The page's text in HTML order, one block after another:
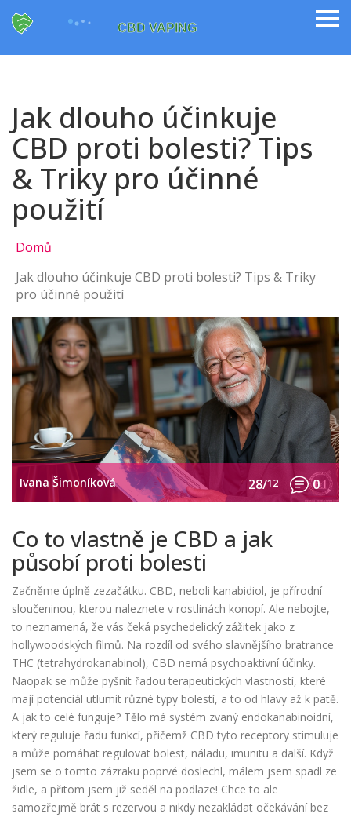
Jak dlouho účinkuje
CBD proti bolesti? Tips
& Triky pro účinné
použití
Domů
Jak dlouho účinkuje CBD proti bolesti? Tips & Triky
pro účinné použití
Ivana Šimoníková 28/12 0
Co to vlastně je CBD a jak
působí proti bolesti
Začněme úplně zezačátku. CBD, neboli kanabidiol, je přírodní
sloučeninou, kterou naleznete v rostlinách konopí. Ale nebojte,
to neznamená, že vás čeká psychedelický zážitek jako z
hollywoodských filmů. Na rozdíl od svého slavnějšího bratrance
THC (tetrahydrokanabinol), CBD nemá psychoaktivní účinky.
Naopak se může pyšnit řadou terapeutických vlastností, které
mají potenciál utlumit různé typy bolestí, a to od hlavy až k patě.
A jak to celé funguje? Tělo má systém zvaný endokanabinoidní,
který reguluje řadu funkcí, přičemž CBD tyto receptory stimuluje
a může pomáhat regulovat bolest, náladu, imunitu a další. Když
jsem se o tomto zázraku poprvé doslechl, málem jsem spadl ze
židle, a přitom jsem již seděl na podlaze! Chce to ale
samozřejmě brát s rezervou a nikdy nezakládat očekávání bez